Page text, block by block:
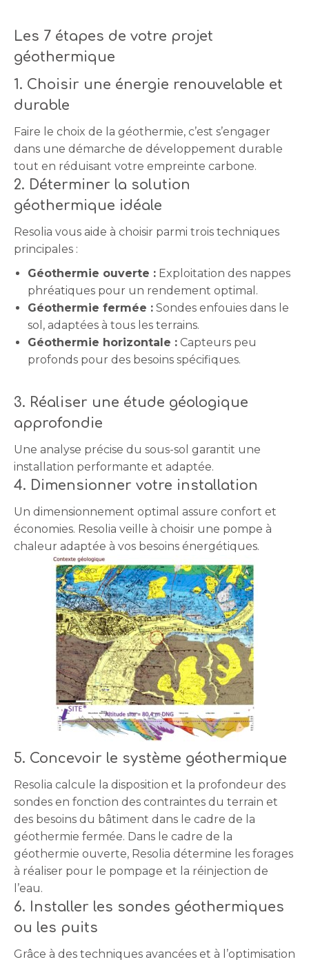
Les 7 étapes de votre projet
géothermique
1. Choisir une énergie renouvelable et
durable
Faire le choix de la géothermie, c’est s’engager
dans une démarche de développement durable
tout en réduisant votre empreinte carbone.
2. Déterminer la solution
géothermique idéale
Resolia vous aide à choisir parmi trois techniques
principales :
Géothermie ouverte : Exploitation des nappes
phréatiques pour un rendement optimal.
Géothermie fermée : Sondes enfouies dans le
sol, adaptées à tous les terrains.
Géothermie horizontale : Capteurs peu
profonds pour des besoins spécifiques.
3. Réaliser une étude géologique
approfondie
Une analyse précise du sous-sol garantit une
installation performante et adaptée.
4. Dimensionner votre installation
Un dimensionnement optimal assure confort et
économies. Resolia veille à choisir une pompe à
chaleur adaptée à vos besoins énergétiques.
5. Concevoir le système géothermique
Resolia calcule la disposition et la profondeur des
sondes en fonction des contraintes du terrain et
des besoins du bâtiment dans le cadre de la
géothermie fermée. Dans le cadre de la
géothermie ouverte, Resolia détermine les forages
à réaliser pour le pompage et la réinjection de
l’eau.
6. Installer les sondes géothermiques
ou les puits
Grâce à des techniques avancées et à l’optimisation